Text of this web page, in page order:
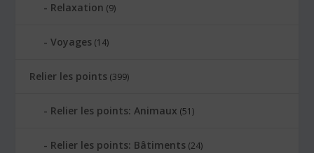
Relaxation (9)
Voyages (14)
Relier les points (399)
Relier les points: Animaux (51)
Relier les points: Bâtiments (24)